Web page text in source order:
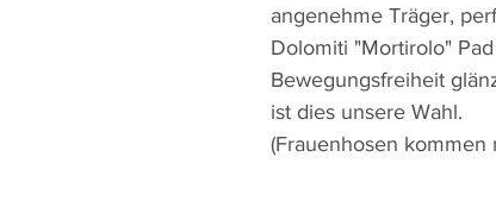
angenehme Träger,
Dolomiti "Mortirolo"
Bewegungsfreiheit
ist dies unsere Wahl.
(Frauenhosen kommen